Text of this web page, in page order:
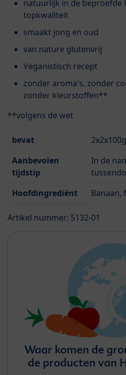
natuurlijk in de beproefde
topkwaliteit
smaakt jong en oud
van nature glutenvrij
Veganistisch recept
zonder aroma's, zonder
zonder kleurstoffen**
**volgens de wet
bevat
2x2x100g
Aanbevolen
tijdstip
In de
Hoofdingrediënt
Banaan,
Artikel nummer: 5132-01
Waar komen de
de producten van